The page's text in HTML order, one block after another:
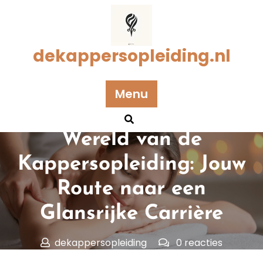
dekappersopleiding.nl
Menu
Geplaatst op 11 september 2024
Ontdek de Creatieve
Wereld van de
Kappersopleiding: Jouw
Route naar een
Glansrijke Carrière
dekappersopleiding
0 reacties